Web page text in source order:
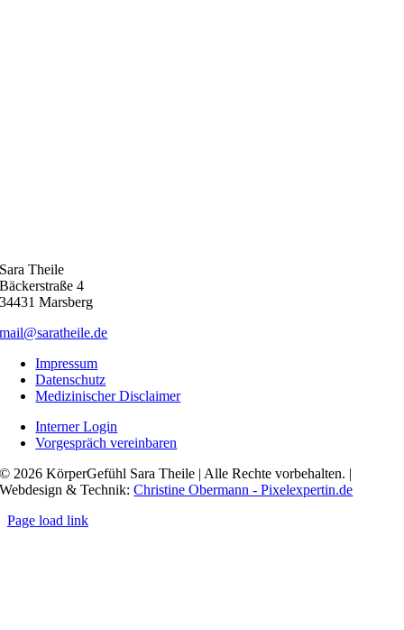
Sara Theile
Bäckerstraße 4
34431 Marsberg
mail@saratheile.de
Impressum
Datenschutz
Medizinischer Disclaimer
Interner Login
Vorgespräch vereinbaren
© 2026 KörperGefühl Sara Theile | Alle Rechte vorbehalten. |
Webdesign & Technik:Christine Obermann - Pixelexpertin.de
Page load link